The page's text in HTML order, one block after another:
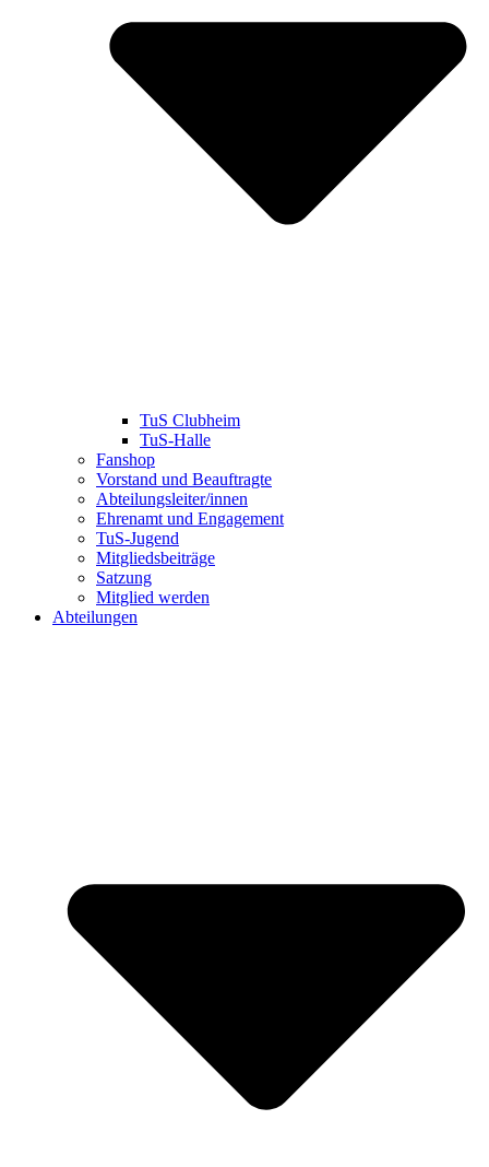
TuS Clubheim
TuS-Halle
Fanshop
Vorstand und Beauftragte
Abteilungsleiter/innen
Ehrenamt und Engagement
TuS-Jugend
Mitgliedsbeiträge
Satzung
Mitglied werden
Abteilungen